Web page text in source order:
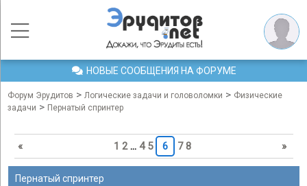
НОВЫЕ СООБЩЕНИЯ НА ФОРУМЕ
Форум Эрудитов > Логические задачи и головоломки > Физические
задачи > Пернатый спринтер
« 1 2 … 4 5 6 7 8 »
Пернатый спринтер